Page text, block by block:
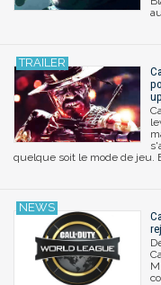
quelque soit le mode de jeu.